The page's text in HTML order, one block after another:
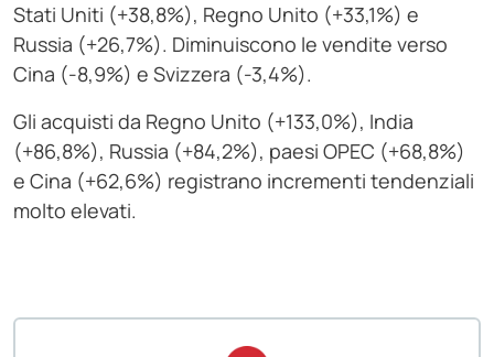
Stati Uniti (+38,8%), Regno Unito (+33,1%) e
Russia (+26,7%). Diminuiscono le vendite verso
Cina (-8,9%) e Svizzera (-3,4%).
Gli acquisti da Regno Unito (+133,0%), India
(+86,8%), Russia (+84,2%), paesi OPEC (+68,8%)
e Cina (+62,6%) registrano incrementi tendenziali
molto elevati.